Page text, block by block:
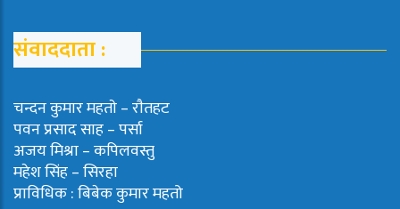
संवाददाता :
चन्दन कुमार महताे – राैतहट
पवन प्रसाद साह – पर्सा
अजय मिश्रा – कपिलवस्तु
महेश सिंह – सिरहा
प्राविधिक : बिबेक कुमार महतो